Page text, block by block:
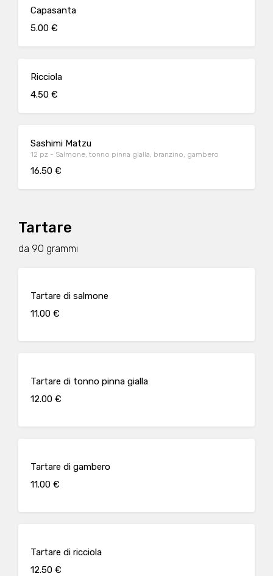
Capasanta
5.00 €
Ricciola
4.50 €
Sashimi Matzu
12 pz - Salmone, tonno pinna gialla, branzino, gambero
16.50 €
Tartare
da 90 grammi
Tartare di salmone
11.00 €
Tartare di tonno pinna gialla
12.00 €
Tartare di gambero
11.00 €
Tartare di ricciola
12.50 €